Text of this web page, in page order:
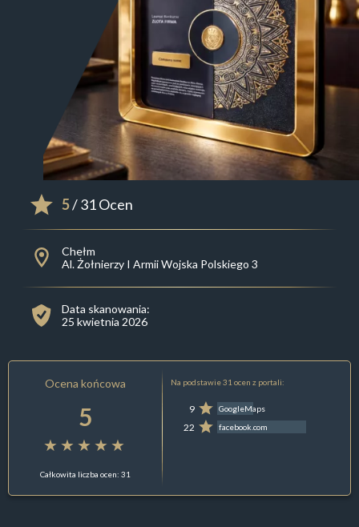
5/ 31 Ocen
Chełm
Al. Żołnierzy I Armii Wojska Polskiego 3
Data skanowania:
25 kwietnia 2026
Ocena końcowa
5
Całkowita liczba ocen: 31
Na podstawie 31 ocen z portali:
9 GoogleMaps
22 facebook.com